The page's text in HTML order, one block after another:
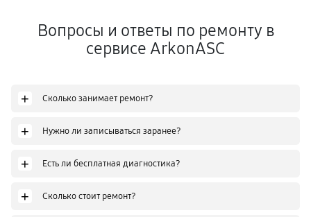
Вопросы и ответы по ремонту в
сервисе ArkonASC
+ Сколько занимает ремонт?
+ Нужно ли записываться заранее?
+ Есть ли бесплатная диагностика?
+ Сколько стоит ремонт?